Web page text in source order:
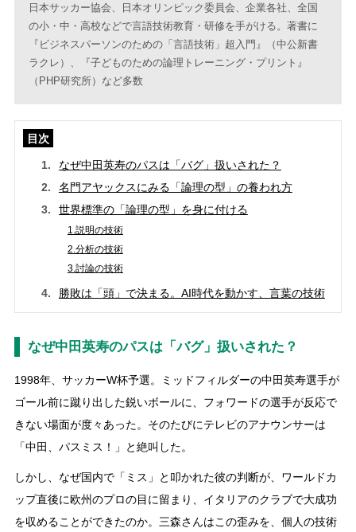
日本サッカー協会、日本オリンピック委員会、企業各社、全国
の小・中・高校などで言語技術教育・研修を手がける。著書に
『ビジネスパーソンのための「言語技術」超入門』（中公新書
ラクレ）、『子どものための論理トレーニング・プリント』
（PHP研究所）など多数
目次
なぜ中田英寿のパスは「バグ」扱いされた？
名門アヤックスにみる「論理の型」の養われ方
世界標準の「論理の型」を身に付ける
1.説明の技術
2.分析の技術
3.討論の技術
勝敗は「頭」で決まる。AI時代を動かす、言葉の技術
なぜ中田英寿のパスは「バグ」扱いされた？
1998年、サッカーW杯予選。ミッドフィルダーの中田英寿選手が
ゴール前に蹴り出した鋭いボールに、フォワードの選手が反応で
きない場面が度々あった。そのたびにテレビのアナウンサーは
「中田、パスミス！」と絶叫した。
しかし、なぜ国内で「ミス」と叩かれた彼の判断が、ワールドカ
ップ直後に欧州のプロの目に留まり、イタリアのクラブで大成功
を収めることができたのか。三森さんはこの歪みを、個人の技術